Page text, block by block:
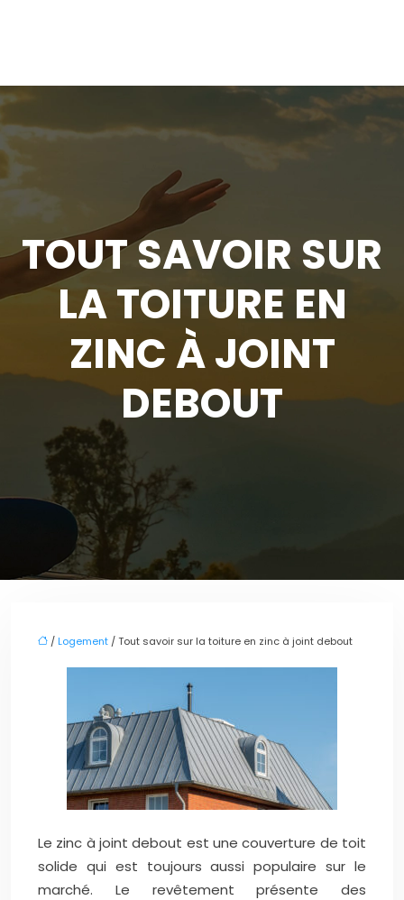
TOUT SAVOIR SUR
LA TOITURE EN
ZINC À JOINT
DEBOUT
/ Logement / Tout savoir sur la toiture en zinc à joint debout
Le zinc à joint debout est une couverture de toit
solide qui est toujours aussi populaire sur le
marché. Le revêtement présente des